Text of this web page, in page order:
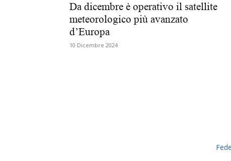
Da dicembre è operativo il satellite
meteorologico più avanzato
d’Europa
10 Dicembre 2024